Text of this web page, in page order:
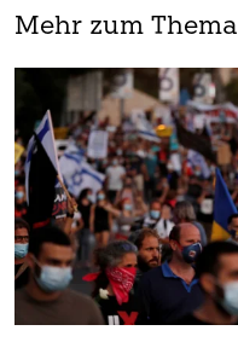
Mehr zum Thema